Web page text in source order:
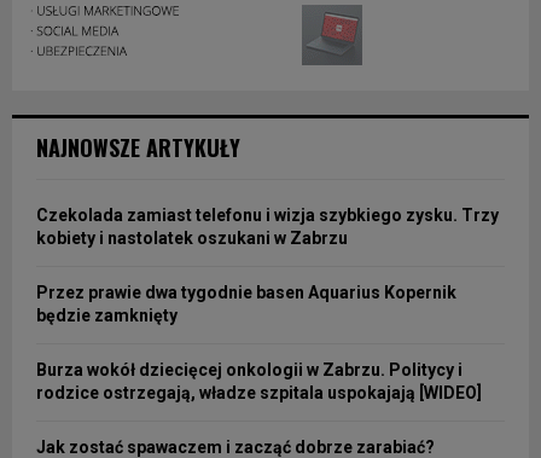
NAJNOWSZE ARTYKUŁY
Czekolada zamiast telefonu i wizja szybkiego zysku. Trzy
kobiety i nastolatek oszukani w Zabrzu
Przez prawie dwa tygodnie basen Aquarius Kopernik
będzie zamknięty
Burza wokół dziecięcej onkologii w Zabrzu. Politycy i
rodzice ostrzegają, władze szpitala uspokajają [WIDEO]
Jak zostać spawaczem i zacząć dobrze zarabiać?